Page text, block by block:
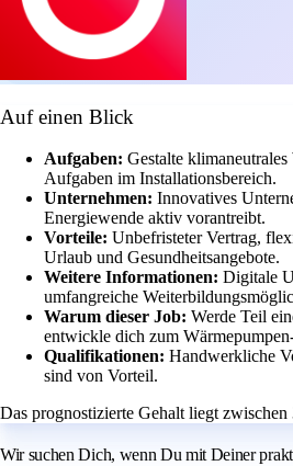
Auf einen Blick
Aufgaben: Gestalte
Aufgaben im Installationsbereich.
Unternehmen: Innovatives
Energiewende aktiv vorantreibt.
Vorteile: Unbefristeter Vertrag,
Urlaub und Gesundheitsangebote.
Weitere Informationen: Digitale
umfangreiche
Warum dieser Job: Werde Teil
entwickle dich zum
Qualifikationen: Handwerkliche
sind von Vorteil.
Das prognostizierte Gehalt liegt
Wir suchen Dich, wenn Du mit Deiner